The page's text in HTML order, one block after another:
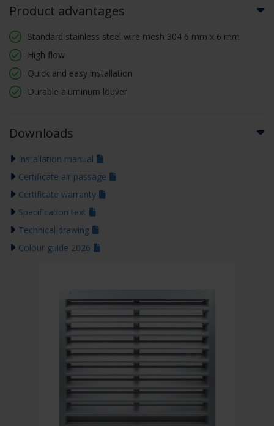
Product advantages
Standard stainless steel wire mesh 304 6 mm x 6 mm
High flow
Quick and easy installation
Durable aluminum louver
Downloads
Installation manual
Certificate air passage
Certificate warranty
Specification text
Technical drawing
Colour guide 2026